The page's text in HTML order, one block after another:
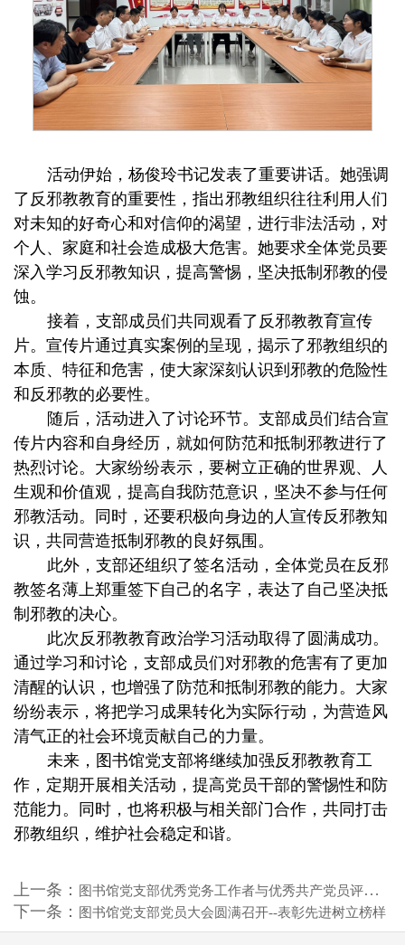
活动伊始，杨俊玲书记发表了重要讲话。她强调
了反邪教教育的重要性，指出邪教组织往往利用人们
对未知的好奇心和对信仰的渴望，进行非法活动，对
个人、家庭和社会造成极大危害。她要求全体党员要
深入学习反邪教知识，提高警惕，坚决抵制邪教的侵
蚀。
接着，支部成员们共同观看了反邪教教育宣传
片。宣传片通过真实案例的呈现，揭示了邪教组织的
本质、特征和危害，使大家深刻认识到邪教的危险性
和反邪教的必要性。
随后，活动进入了讨论环节。支部成员们结合宣
传片内容和自身经历，就如何防范和抵制邪教进行了
热烈讨论。大家纷纷表示，要树立正确的世界观、人
生观和价值观，提高自我防范意识，坚决不参与任何
邪教活动。同时，还要积极向身边的人宣传反邪教知
识，共同营造抵制邪教的良好氛围。
此外，支部还组织了签名活动，全体党员在反邪
教签名薄上郑重签下自己的名字，表达了自己坚决抵
制邪教的决心。
此次反邪教教育政治学习活动取得了圆满成功。
通过学习和讨论，支部成员们对邪教的危害有了更加
清醒的认识，也增强了防范和抵制邪教的能力。大家
纷纷表示，将把学习成果转化为实际行动，为营造风
清气正的社会环境贡献自己的力量。
未来，图书馆党支部将继续加强反邪教教育工
作，定期开展相关活动，提高党员干部的警惕性和防
范能力。同时，也将积极与相关部门合作，共同打击
邪教组织，维护社会稳定和谐。
上一条： 图书馆党支部优秀党务工作者与优秀共产党员评选结果公示
下一条： 图书馆党支部党员大会圆满召开--表彰先进树立榜样